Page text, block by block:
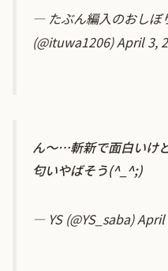
— たぶん編入のおしぼ
(@ituwa1206)April 3,
ん〜…斬新で面白いけど
匂いやばそう(^_^;)
— YS (@YS_saba)April